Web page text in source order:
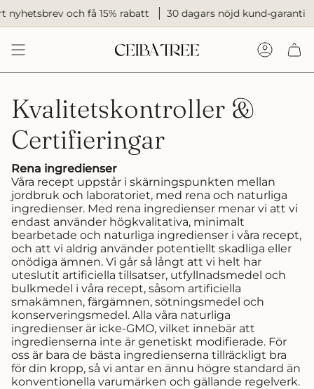
till
innehållet
och få 15% rabatt 30 dagars nöjd kund-garanti
Konto
Kvalitetskontroller &
Certifieringar
Rena ingredienser
Våra recept uppstår i skärningspunkten mellan
jordbruk och laboratoriet, med rena och naturliga
ingredienser. Med rena ingredienser menar vi att vi
endast använder högkvalitativa, minimalt
bearbetade och naturliga ingredienser i våra recept,
och att vi aldrig använder potentiellt skadliga eller
onödiga ämnen. Vi går så långt att vi helt har
uteslutit artificiella tillsatser, utfyllnadsmedel och
bulkmedel i våra recept, såsom artificiella
smakämnen, färgämnen, sötningsmedel och
konserveringsmedel. Alla våra naturliga
ingredienser är icke-GMO, vilket innebär att
ingredienserna inte är genetiskt modifierade. För
oss är bara de bästa ingredienserna tillräckligt bra
för din kropp, så vi antar en ännu högre standard än
konventionella varumärken och gällande regelverk.